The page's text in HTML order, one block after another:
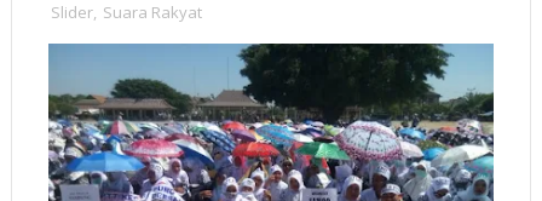
Slider, Suara Rakyat